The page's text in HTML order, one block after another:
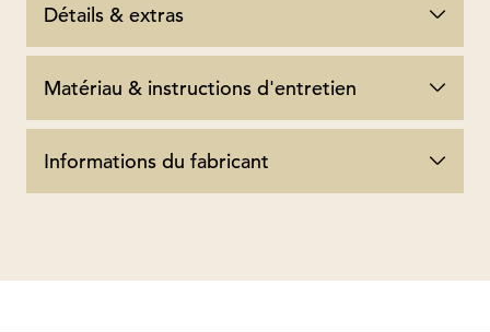
Détails & extras
Matériau & instructions d'entretien
Informations du fabricant